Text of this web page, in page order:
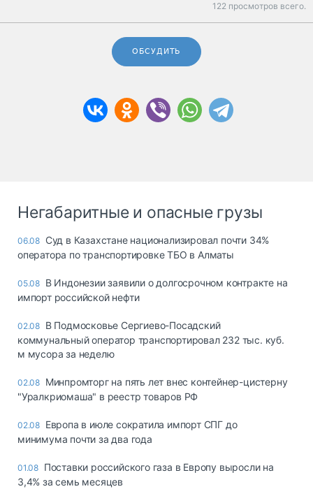
122 просмотров всего.
ОБСУДИТЬ
Негабаритные и опасные грузы
06.08 Суд в Казахстане национализировал почти 34%
оператора по транспортировке ТБО в Алматы
05.08 В Индонезии заявили о долгосрочном контракте на
импорт российской нефти
02.08 В Подмосковье Сергиево-Посадский
коммунальный оператор транспортировал 232 тыс. куб.
м мусора за неделю
02.08 Минпромторг на пять лет внес контейнер-цистерну
"Уралкриомаша" в реестр товаров РФ
02.08 Европа в июле сократила импорт СПГ до
минимума почти за два года
01.08 Поставки российского газа в Европу выросли на
3,4% за семь месяцев